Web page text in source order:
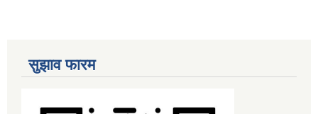
सुझाव फारम